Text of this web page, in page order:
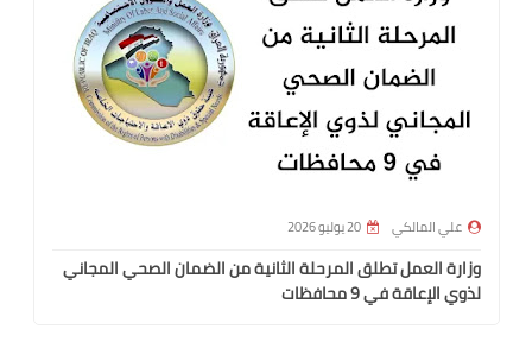
علي المالكي 20 يوليو 2026
وزارة العمل تطلق المرحلة الثانية من الضمان الصحي المجاني
لذوي الإعاقة في 9 محافظات